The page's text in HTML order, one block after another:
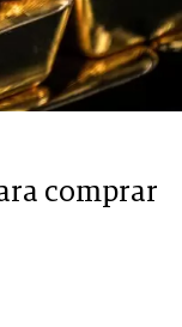
comprar